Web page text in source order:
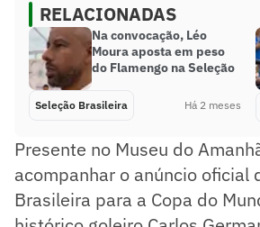
RELACIONADAS
Na convocação, Léo
Moura aposta em peso
do Flamengo na Seleção
Seleção Brasileira Há 2 meses
Presente no Museu do
acompanhar o anúncio oficial
Brasileira para a Copa do